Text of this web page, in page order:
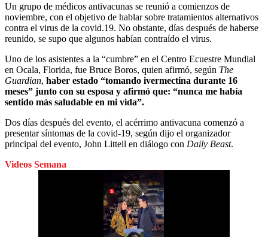
Un grupo de médicos antivacunas se reunió a comienzos de
noviembre, con el objetivo de hablar sobre tratamientos alternativos
contra el virus de la covid.19. No obstante, días después de haberse
reunido, se supo que algunos habían contraído el virus.
Uno de los asistentes a la “cumbre” en el Centro Ecuestre Mundial
en Ocala, Florida, fue Bruce Boros, quien afirmó, según The
Guardian, haber estado “tomando ivermectina durante 16
meses” junto con su esposa y afirmó que: “nunca me había
sentido más saludable en mi vida”.
Dos días después del evento, el acérrimo antivacuna comenzó a
presentar síntomas de la covid-19, según dijo el organizador
principal del evento, John Littell en diálogo con Daily Beast.
Videos Semana